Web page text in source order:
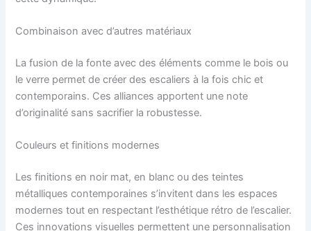
Combinaison avec d’autres matériaux
La fusion de la fonte avec des éléments comme le bois ou
le verre permet de créer des escaliers à la fois chic et
contemporains. Ces alliances apportent une note
d’originalité sans sacrifier la robustesse.
Couleurs et finitions modernes
Les finitions en noir mat, en blanc ou des teintes
métalliques contemporaines s’invitent dans les espaces
modernes tout en respectant l’esthétique rétro de l’escalier.
Ces innovations visuelles permettent une personnalisation